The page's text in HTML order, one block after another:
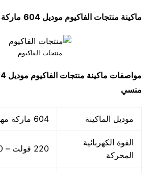
ماكينة منتجات الفاكيوم موديل 604
منتجات الفاكيوم
مواصفات ماكينة منتجات الفاكيوم موديل 604
منسي
موديل الماكينة 604 ماركة مهندس منسي
القوة الكهربائية
المحركة
220 فولت – 50هرتز